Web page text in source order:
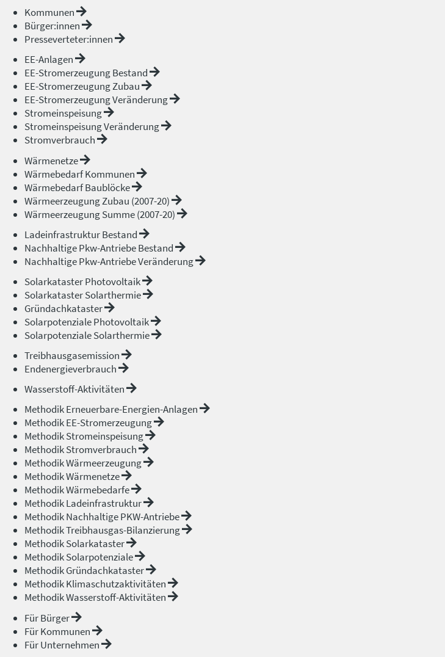
Kommunen
Bürger:innen
Presseverteter:innen
EE-Anlagen
EE-Stromerzeugung Bestand
EE-Stromerzeugung Zubau
EE-Stromerzeugung Veränderung
Stromeinspeisung
Stromeinspeisung Veränderung
Stromverbrauch
Wärmenetze
Wärmebedarf Kommunen
Wärmebedarf Baublöcke
Wärmeerzeugung Zubau (2007-20)
Wärmeerzeugung Summe (2007-20)
Ladeinfrastruktur Bestand
Nachhaltige Pkw-Antriebe Bestand
Nachhaltige Pkw-Antriebe Veränderung
Solarkataster Photovoltaik
Solarkataster Solarthermie
Gründachkataster
Solarpotenziale Photovoltaik
Solarpotenziale Solarthermie
Treibhausgasemission
Endenergieverbrauch
Wasserstoff-Aktivitäten
Methodik Erneuerbare-Energien-Anlagen
Methodik EE-Stromerzeugung
Methodik Stromeinspeisung
Methodik Stromverbrauch
Methodik Wärmeerzeugung
Methodik Wärmenetze
Methodik Wärmebedarfe
Methodik Ladeinfrastruktur
Methodik Nachhaltige PKW-Antriebe
Methodik Treibhausgas-Bilanzierung
Methodik Solarkataster
Methodik Solarpotenziale
Methodik Gründachkataster
Methodik Klimaschutzaktivitäten
Methodik Wasserstoff-Aktivitäten
Für Bürger
Für Kommunen
Für Unternehmen